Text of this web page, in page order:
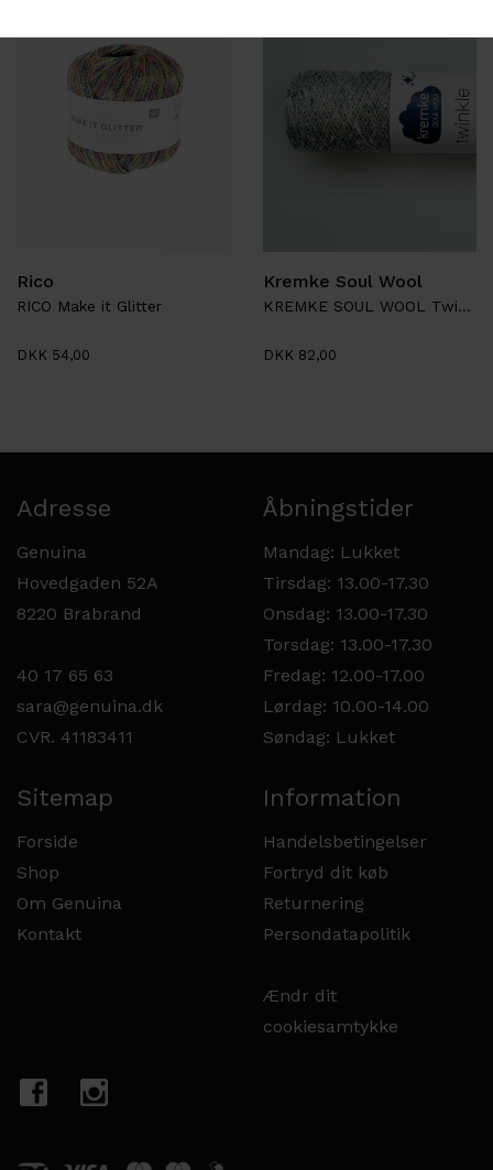
Rico
RICO Make it Glitter
DKK 54,00
Kremke Soul Wool
KREMKE SOUL WOOL Twinkle
DKK 82,00
Adresse
Genuina
Hovedgaden 52A
8220 Brabrand
40 17 65 63
sara@genuina.dk
CVR. 41183411
Åbningstider
Mandag: Lukket
Tirsdag: 13.00-17.30
Onsdag: 13.00-17.30
Torsdag: 13.00-17.30
Fredag: 12.00-17.00
Lørdag: 10.00-14.00
Søndag: Lukket
Sitemap
Forside
Shop
Om Genuina
Kontakt
Information
Handelsbetingelser
Fortryd dit køb
Returnering
Persondatapolitik
Ændr dit
cookiesamtykke